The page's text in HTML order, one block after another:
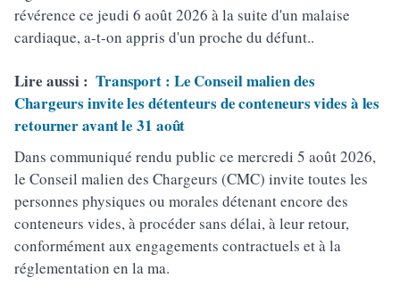
révérence ce jeudi 6 août 2026 à la suite d'un malaise
cardiaque, a-t-on appris d'un proche du défunt..
Lire aussi : Transport : Le Conseil malien des
Chargeurs invite les détenteurs de conteneurs vides à les
retourner avant le 31 août
Dans communiqué rendu public ce mercredi 5 août 2026,
le Conseil malien des Chargeurs (CMC) invite toutes les
personnes physiques ou morales détenant encore des
conteneurs vides, à procéder sans délai, à leur retour,
conformément aux engagements contractuels et à la
réglementation en la ma.